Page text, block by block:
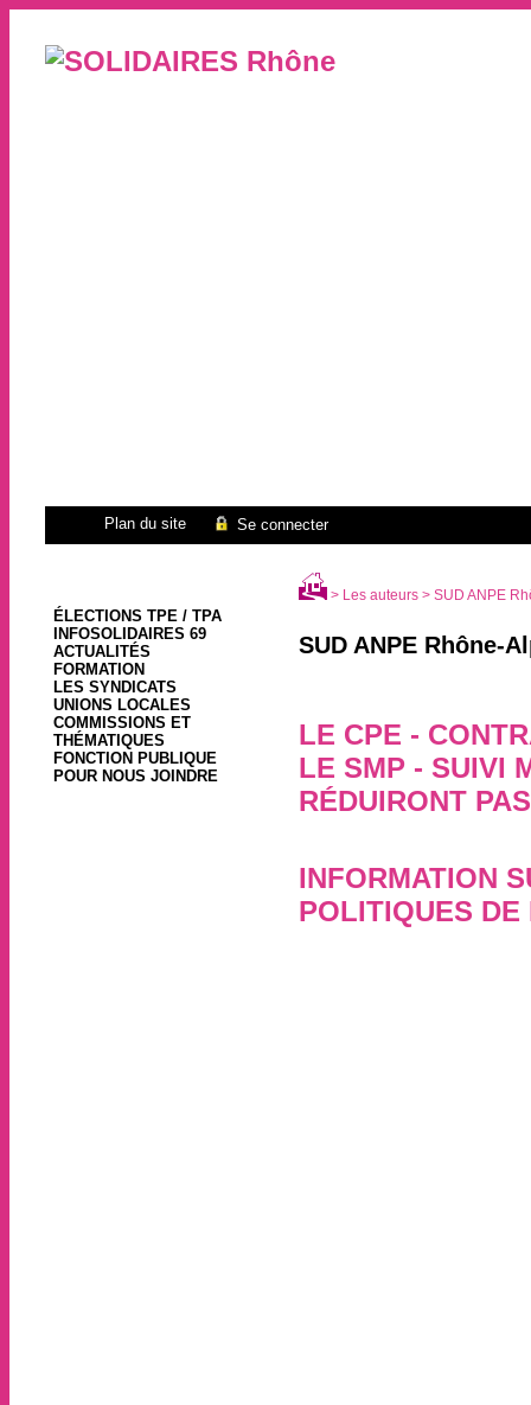
Plan du site Se connecter
ÉLECTIONS TPE / TPA
INFOSOLIDAIRES 69
ACTUALITÉS
FORMATION
LES SYNDICATS
UNIONS LOCALES
COMMISSIONS ET
THÉMATIQUES
FONCTION PUBLIQUE
POUR NOUS JOINDRE
> Les auteurs > SUD ANPE
SUD ANPE Rhône-
LE CPE -
LE SMP - SUIVI
RÉDUIRONT
INFORMATION
POLITIQUES DE